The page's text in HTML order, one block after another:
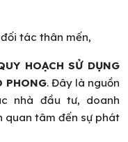
tác thân mến,
HOẠCH SỬ DỤNG
PHONG. Đây là nguồn
nhà đầu tư, doanh
quan tâm đến sự phát